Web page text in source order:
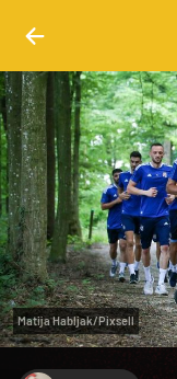
Matija Habljak/Pixsell